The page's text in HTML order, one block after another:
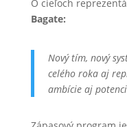
O cieľoch
Bagate:
Nový tím, nový
celého roka aj
ambície aj